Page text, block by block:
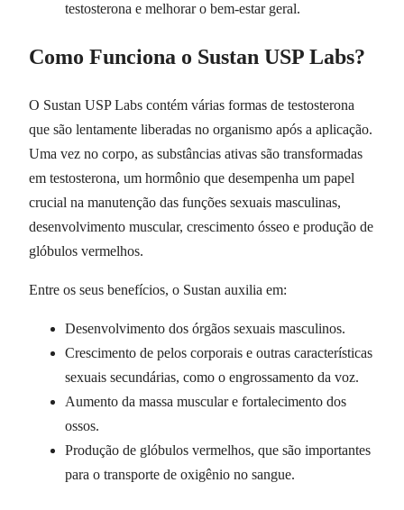
testosterona e melhorar o bem-estar geral.
Como Funciona o Sustan USP Labs?
O Sustan USP Labs contém várias formas de testosterona
que são lentamente liberadas no organismo após a aplicação.
Uma vez no corpo, as substâncias ativas são transformadas
em testosterona, um hormônio que desempenha um papel
crucial na manutenção das funções sexuais masculinas,
desenvolvimento muscular, crescimento ósseo e produção de
glóbulos vermelhos.
Entre os seus benefícios, o Sustan auxilia em:
Desenvolvimento dos órgãos sexuais masculinos.
Crescimento de pelos corporais e outras características
sexuais secundárias, como o engrossamento da voz.
Aumento da massa muscular e fortalecimento dos
ossos.
Produção de glóbulos vermelhos, que são importantes
para o transporte de oxigênio no sangue.